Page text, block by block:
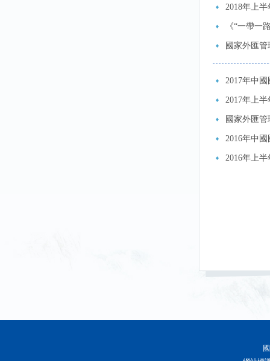
2018年上
《“一帶一
國家外匯管
2017年中
2017年上
國家外匯管
2016年中
2016年上